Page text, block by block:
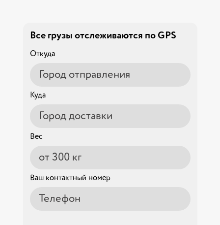
Все грузы отслеживаются по GPS
Откуда
Куда
Вес
Ваш контактный номер